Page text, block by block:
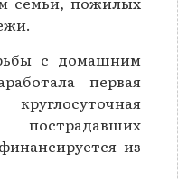
с домашним
первая
из